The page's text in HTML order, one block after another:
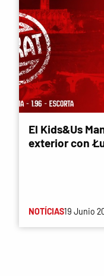
El Kids&Us
exterior con
NOTÍCIAS19 Junio